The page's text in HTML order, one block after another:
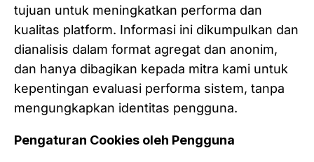
tujuan untuk meningkatkan performa dan
kualitas platform. Informasi ini dikumpulkan dan
dianalisis dalam format agregat dan anonim,
dan hanya dibagikan kepada mitra kami untuk
kepentingan evaluasi performa sistem, tanpa
mengungkapkan identitas pengguna.
Pengaturan Cookies oleh Pengguna